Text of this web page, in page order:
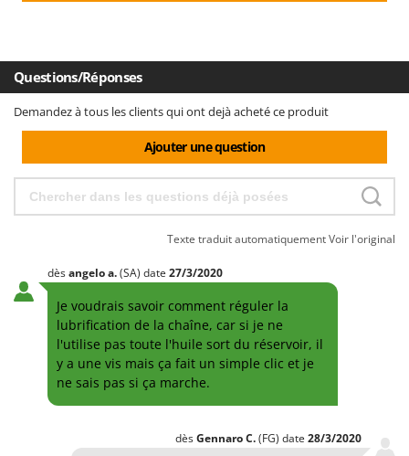
Questions/Réponses
Demandez à tous les clients qui ont dejà acheté ce produit
Ajouter une question
Texte traduit automatiquementVoir l'original
dèsangeloa.(SA) date 27/3/2020
Je voudrais savoir comment réguler la
lubrification de la chaîne, car si je ne
l'utilise pas toute l'huile sort du réservoir, il
y a une vis mais ça fait un simple clic et je
ne sais pas si ça marche.
dèsGennaroC.(FG) date 28/3/2020